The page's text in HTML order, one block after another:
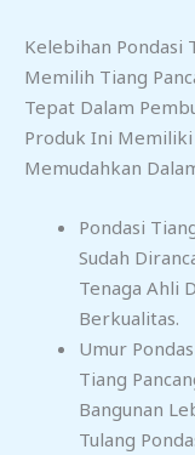
Kelebihan Pondasi
Memilih Tiang
Tepat Dalam
Produk Ini Memiliki
Memudahkan
Pondasi
Sudah
Tenaga Ahli
Berkualitas.
Umur
Tiang
Bangunan
Tulang